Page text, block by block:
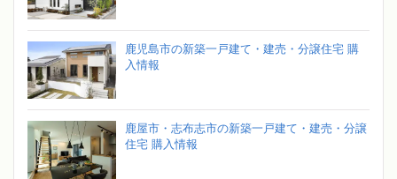
鹿児島市の新築一戸建て・建売・分譲住宅 購
入情報
鹿屋市・志布志市の新築一戸建て・建売・分譲
住宅 購入情報